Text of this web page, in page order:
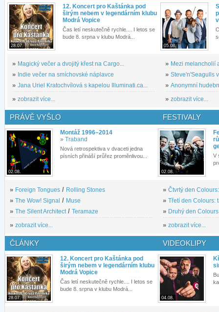
28.07.
12. Koncert pro Kaštánka pod
širým nebem v legendárním klubu
Modrá Vopice
Čas letí neskutečně rychle.... I letos se
bude 8. srpna v klubu Modrá...
» Magický večer a dvojitý křest na Cargo...
» Indie večer na smíchovské náplavce
» Jana Uriel Kratochvílová s kapelou Illuminati.ca...
» zobrazit více...
05.08.
» Mezi melancholií
» Steve'n'Seagulls
» Anonymní
» zobrazit více...
PRÁVĚ VYŠLO
02.08.
Montáž 1996–2014
» Traband
Nová retrospektiva v dvaceti jedna
písních přináší průřez proměnlivou...
» Foreign Tongues / Rolling Stones
» The Wow! Signal / Muse
» The Silent Architect/ Teramaze
» zobrazit více...
FESTIVALY
02.08.
V
» Čtvrtý den
» Třetí den Colours:
» Druhý den
» zobrazit více...
ČLÁNKY
28.07.
12. Koncert pro Kaštánka pod
širým nebem v legendárním klubu
Modrá Vopice
Čas letí neskutečně rychle.... I letos se
bude 8. srpna v klubu Modrá...
VIDEOKLIPY
04.08.